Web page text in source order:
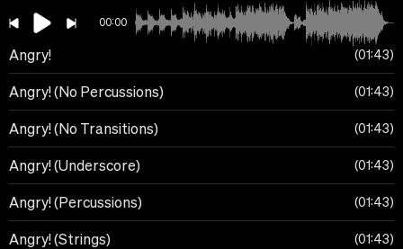
00:00
Angry! 01:43
Angry! (No Percussions) 01:43
Angry! (No Transitions) 01:43
Angry! (Underscore) 01:43
Angry! (Percussions) 01:43
Angry! (Strings) 01:43